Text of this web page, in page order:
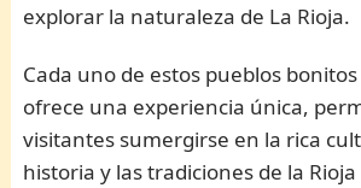
explorar la naturaleza de La Rioja.
Cada uno de estos pueblos
ofrece una experiencia única,
visitantes sumergirse en la rica
historia y las tradiciones de la